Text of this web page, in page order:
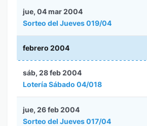
Sorteo del Jueves 019/04
jue, 04 mar 2004
febrero 2004
Lotería Sábado 04/018
sáb, 28 feb 2004
Sorteo del Jueves 017/04
jue, 26 feb 2004